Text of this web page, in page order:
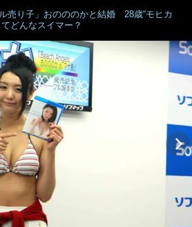
ル売り子」おのののかと結婚 28歳“モヒカ
どんなスイマー？